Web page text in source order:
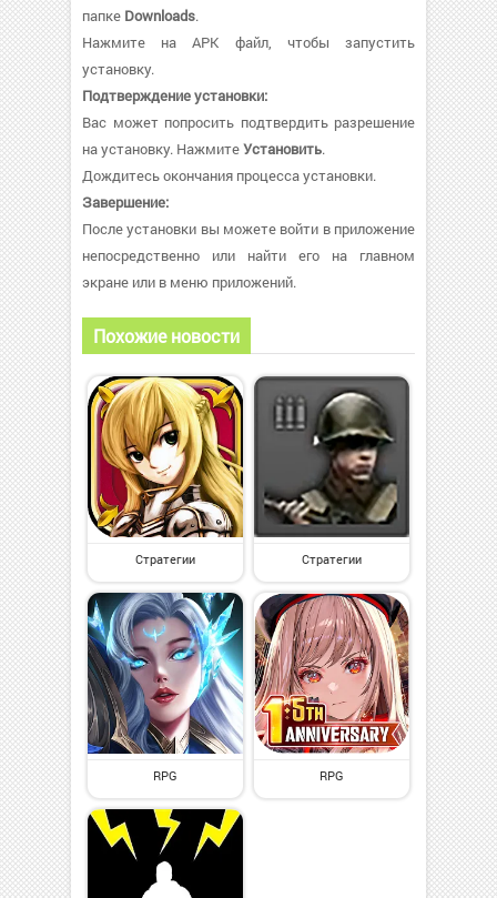
папке Downloads.
Нажмите на APK файл, чтобы запустить
установку.
Подтверждение установки:
Вас может попросить подтвердить разрешение
на установку. НажмитеУстановить.
Дождитесь окончания процесса установки.
Завершение:
После установки вы можете войти в приложение
непосредственно или найти его на главном
экране или в меню приложений.
Похожие новости
Стратегии Стратегии
RPG RPG